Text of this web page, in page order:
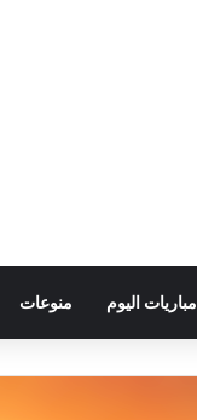
مباريات اليوم منوعات